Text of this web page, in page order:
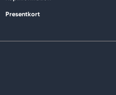
Presentkort